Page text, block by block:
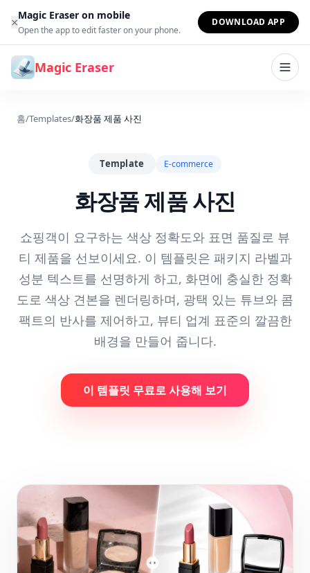
본문으로 건너뛰기
×Magic Eraser on mobile
Open the app to edit faster on your phone.
DOWNLOAD APP
Magic Eraser
홈/Templates/화장품 제품 사진
Template E-commerce
화장품 제품 사진
쇼핑객이 요구하는 색상 정확도와 표면 품질로 뷰
티 제품을 선보이세요. 이 템플릿은 패키지 라벨과
성분 텍스트를 선명하게 하고, 화면에 충실한 정확
도로 색상 견본을 렌더링하며, 광택 있는 튜브와 콤
팩트의 반사를 제어하고, 뷰티 업계 표준의 깔끔한
배경을 만들어 줍니다.
이 템플릿 무료로 사용해 보기